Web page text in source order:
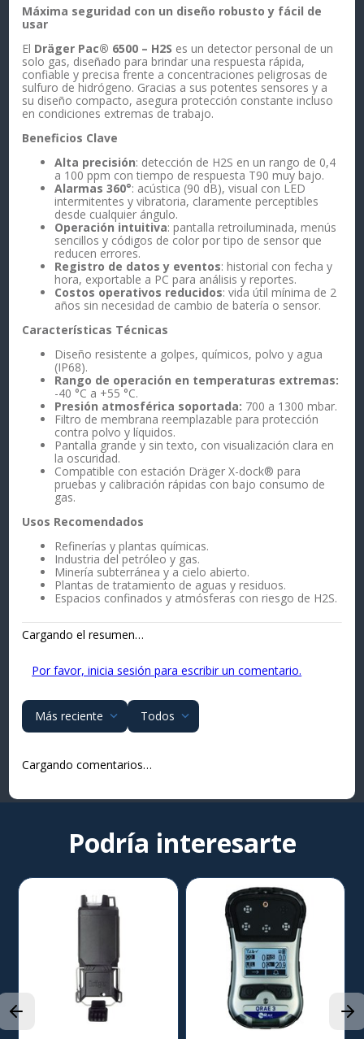
Máxima seguridad con un diseño robusto y fácil de
usar
El Dräger Pac® 6500 – H2S es un detector personal de un
solo gas, diseñado para brindar una respuesta rápida,
confiable y precisa frente a concentraciones peligrosas de
sulfuro de hidrógeno. Gracias a sus potentes sensores y a
su diseño compacto, asegura protección constante incluso
en condiciones extremas de trabajo.
Beneficios Clave
Alta precisión: detección de H2S en un rango de 0,4
a 100 ppm con tiempo de respuesta T90 muy bajo.
Alarmas 360°: acústica (90 dB), visual con LED
intermitentes y vibratoria, claramente perceptibles
desde cualquier ángulo.
Operación intuitiva: pantalla retroiluminada, menús
sencillos y códigos de color por tipo de sensor que
reducen errores.
Registro de datos y eventos: historial con fecha y
hora, exportable a PC para análisis y reportes.
Costos operativos reducidos: vida útil mínima de 2
años sin necesidad de cambio de batería o sensor.
Características Técnicas
Diseño resistente a golpes, químicos, polvo y agua
(IP68).
Rango de operación en temperaturas extremas:
-40 °C a +55 °C.
Presión atmosférica soportada: 700 a 1300 mbar.
Filtro de membrana reemplazable para protección
contra polvo y líquidos.
Pantalla grande y sin texto, con visualización clara en
la oscuridad.
Compatible con estación Dräger X-dock® para
pruebas y calibración rápidas con bajo consumo de
gas.
Usos Recomendados
Refinerías y plantas químicas.
Industria del petróleo y gas.
Minería subterránea y a cielo abierto.
Plantas de tratamiento de aguas y residuos.
Espacios confinados y atmósferas con riesgo de H2S.
Cargando el resumen…
Por favor, inicia sesión para escribir un comentario.
Más reciente Todos
Cargando comentarios…
Podría interesarte